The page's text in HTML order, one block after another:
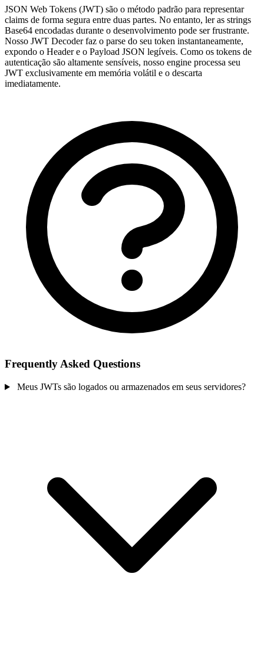
JSON Web Tokens (JWT) são o método padrão para representar
claims de forma segura entre duas partes. No entanto, ler as strings
Base64 encodadas durante o desenvolvimento pode ser frustrante.
Nosso JWT Decoder faz o parse do seu token instantaneamente,
expondo o Header e o Payload JSON legíveis. Como os tokens de
autenticação são altamente sensíveis, nosso engine processa seu
JWT exclusivamente em memória volátil e o descarta
imediatamente.
Frequently Asked Questions
Meus JWTs são logados ou armazenados em seus servidores?